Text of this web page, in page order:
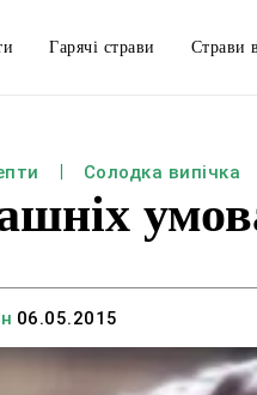
Гарячі страви Страви
Солодка випічка
06.05.2015